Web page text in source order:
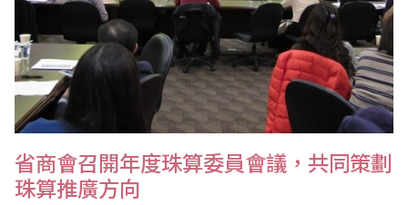
省商會召開年度珠算委員會議，共同策劃
珠算推廣方向